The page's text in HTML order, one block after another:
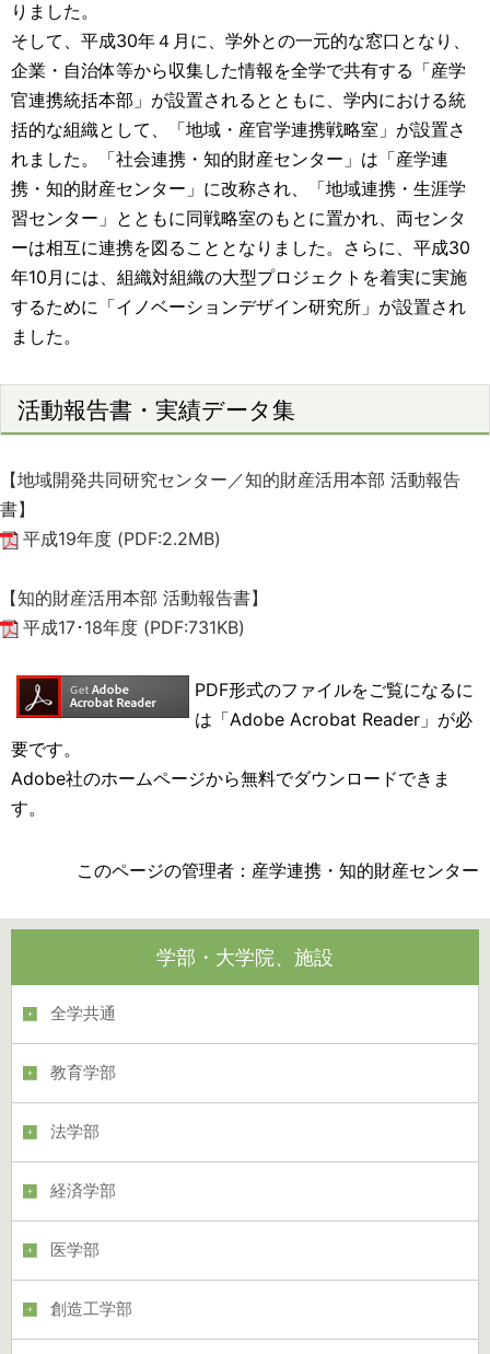
りました。
そして、平成30年４月に、学外との一元的な窓口となり、
企業・自治体等から収集した情報を全学で共有する「産学
官連携統括本部」が設置されるとともに、学内における統
括的な組織として、「地域・産官学連携戦略室」が設置さ
れました。「社会連携・知的財産センター」は「産学連
携・知的財産センター」に改称され、「地域連携・生涯学
習センター」とともに同戦略室のもとに置かれ、両センタ
ーは相互に連携を図ることとなりました。さらに、平成30
年10月には、組織対組織の大型プロジェクトを着実に実施
するために「イノベーションデザイン研究所」が設置され
ました。
活動報告書・実績データ集
【地域開発共同研究センター／知的財産活用本部 活動報告
書】
平成19年度 (PDF:2.2MB)
【知的財産活用本部 活動報告書】
平成17･18年度 (PDF:731KB)
PDF形式のファイルをご覧になるに
は「Adobe Acrobat Reader」が必
要です。
Adobe社のホームページから無料でダウンロードできま
す。
このページの管理者：産学連携・知的財産センター
学部・大学院、施設
全学共通
教育学部
法学部
経済学部
医学部
創造工学部